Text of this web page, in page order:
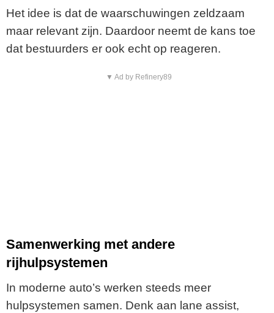
Het idee is dat de waarschuwingen zeldzaam
maar relevant zijn. Daardoor neemt de kans toe
dat bestuurders er ook echt op reageren.
▼ Ad by Refinery89
Samenwerking met andere
rijhulpsystemen
In moderne auto’s werken steeds meer
hulpsystemen samen. Denk aan lane assist,